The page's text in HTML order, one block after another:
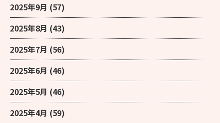
2025年9月 (57)
2025年8月 (43)
2025年7月 (56)
2025年6月 (46)
2025年5月 (46)
2025年4月 (59)